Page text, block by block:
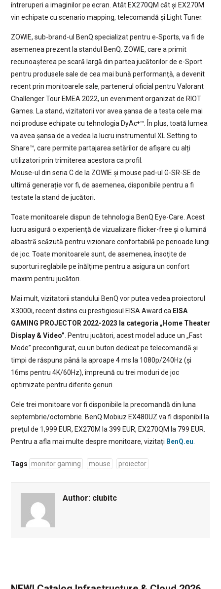
întreruperi a imaginilor pe ecran. Atât EX270QM cât și EX270M
vin echipate cu scenario mapping, telecomandă și Light Tuner.
ZOWIE, sub-brand-ul BenQ specializat pentru e-Sports, va fi de
asemenea prezent la standul BenQ. ZOWIE, care a primit
recunoașterea pe scară largă din partea jucătorilor de e-Sport
pentru produsele sale de cea mai bună performanță, a devenit
recent prin monitoarele sale, partenerul oficial pentru Valorant
Challenger Tour EMEA 2022, un eveniment organizat de RIOT
Games. La stand, vizitatorii vor avea șansa de a testa cele mai
noi produse echipate cu tehnologia DyAc⁺™. În plus, toată lumea
va avea șansa de a vedea la lucru instrumentul XL Setting to
Share™, care permite partajarea setărilor de afișare cu alți
utilizatori prin trimiterea acestora ca profil.
Mouse-ul din seria C de la ZOWIE și mouse pad-ul G-SR-SE de
ultimă generație vor fi, de asemenea, disponibile pentru a fi
testate la stand de jucători.
Toate monitoarele dispun de tehnologia BenQ Eye-Care. Acest
lucru asigură o experiență de vizualizare flicker-free și o lumină
albastră scăzută pentru vizionare confortabilă pe perioade lungi
de joc. Toate monitoarele sunt, de asemenea, însoțite de
suporturi reglabile pe înălțime pentru a asigura un confort
maxim pentru jucători.
Mai mult, vizitatorii standului BenQ vor putea vedea proiectorul
X3000i, recent distins cu prestigiosul EISA Award ca EISA
GAMING PROJECTOR 2022-2023 la categoria „Home Theater
Display & Video” . Pentru jucători, acest model aduce un „Fast
Mode” preconfigurat, cu un buton dedicat pe telecomandă și
timpi de răspuns până la aproape 4 ms la 1080p/240Hz (și
16ms pentru 4K/60Hz), împreună cu trei moduri de joc
optimizate pentru diferite genuri.
Cele trei monitoare vor fi disponibile la precomandă din luna
septembrie/octombrie. BenQ Mobiuz EX480UZ va fi disponibil la
preţul de 1,999 EUR, EX270M la 399 EUR, EX270QM la 799 EUR.
Pentru a afla mai multe despre monitoare, vizitați BenQ.eu
Tags monitor gaming mouse proiector
Author: clubitc